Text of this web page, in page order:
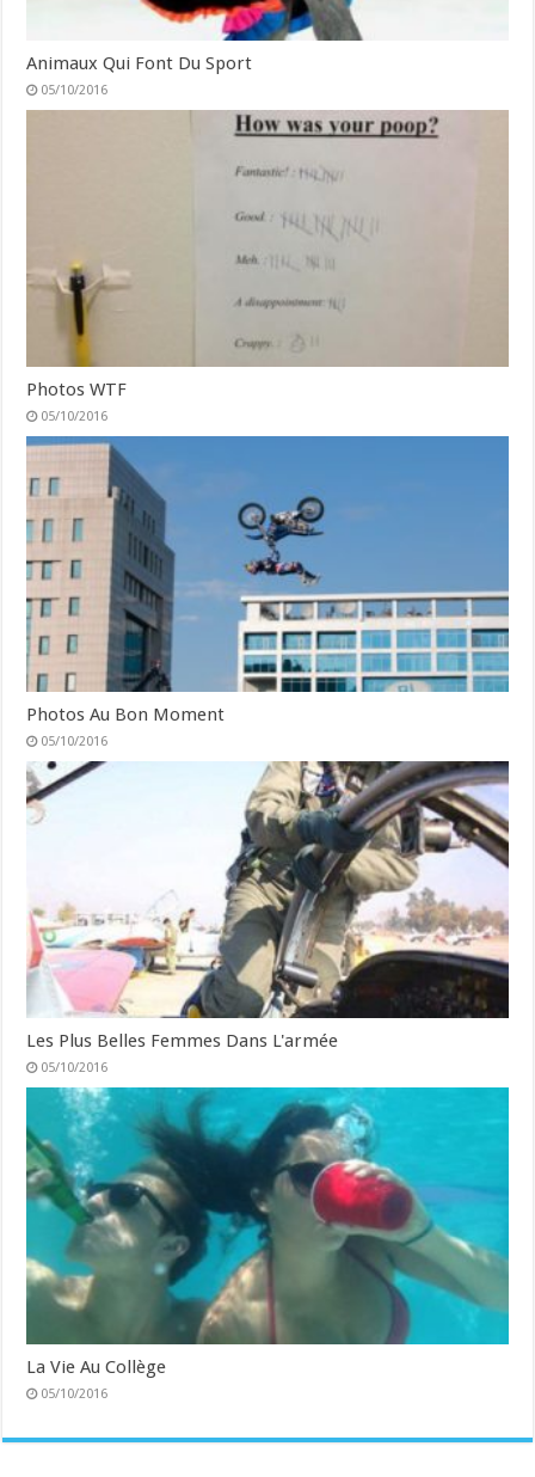
Animaux Qui Font Du Sport
05/10/2016
Photos WTF
05/10/2016
Photos Au Bon Moment
05/10/2016
Les Plus Belles Femmes Dans L'armée
05/10/2016
La Vie Au Collège
05/10/2016